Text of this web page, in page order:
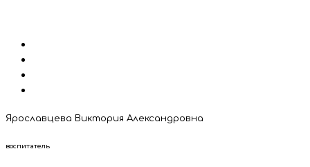
Ярославцева Виктория Александровна
воспитатель